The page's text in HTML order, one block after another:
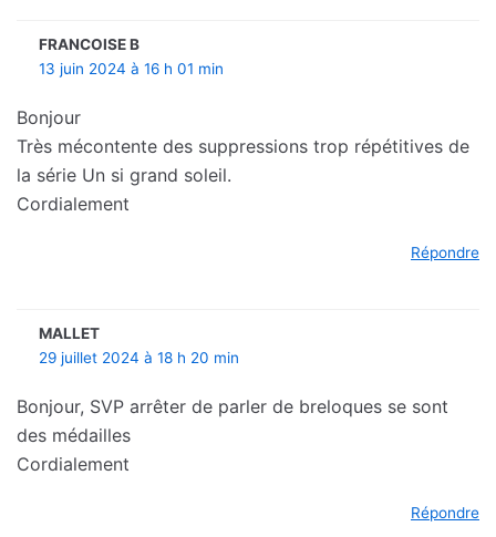
FRANCOISE B
13 juin 2024 à 16 h 01 min
Bonjour
Très mécontente des suppressions trop répétitives de
la série Un si grand soleil.
Cordialement
Répondre
MALLET
29 juillet 2024 à 18 h 20 min
Bonjour, SVP arrêter de parler de breloques se sont
des médailles
Cordialement
Répondre